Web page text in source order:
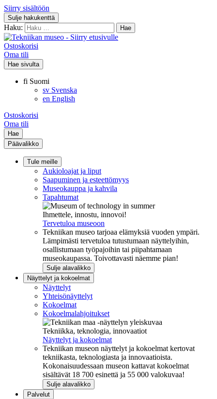
Siirry sisältöön
Sulje hakukenttä
Haku:
Ostoskorisi
Oma tili
Hae sivulta
fi Suomi
sv Svenska
en English
Ostoskorisi
Oma tili
Hae
Päävalikko
Tule meille
Aukioloajat ja liput
Saapuminen ja esteettömyys
Museokauppa ja kahvila
Tapahtumat
Ihmettele, innostu, innovoi!
Tervetuloa museoon
Tekniikan museo tarjoaa elämyksiä vuoden ympäri.
Lämpimästi tervetuloa tutustumaan näyttelyihin,
osallistumaan työpajoihin tai piipahtamaan
museokaupassa. Toivottavasti näemme pian!
Sulje alavalikko
Näyttelyt ja kokoelmat
Näyttelyt
Yhteisönäyttelyt
Kokoelmat
Kokoelmalahjoitukset
Tekniikka, teknologia, innovaatiot
Näyttelyt ja kokoelmat
Tekniikan museon näyttelyt ja kokoelmat kertovat
tekniikasta, teknologiasta ja innovaatioista.
Kokonaisuudessaan museon kattavat kokoelmat
sisältävät 18 700 esinettä ja 55 000 valokuvaa!
Sulje alavalikko
Palvelut